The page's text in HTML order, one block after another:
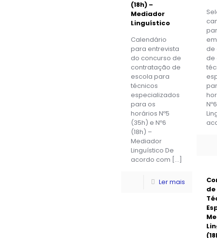
(18h) –
Mediador
Linguístico
Calendário
para entrevista
do concurso de
contratação de
escola para
técnicos
especializados
para os
horários Nº5
(35h) e Nº6
(18h) –
Mediador
Linguístico De
acordo com […]
Ler mais
de
de